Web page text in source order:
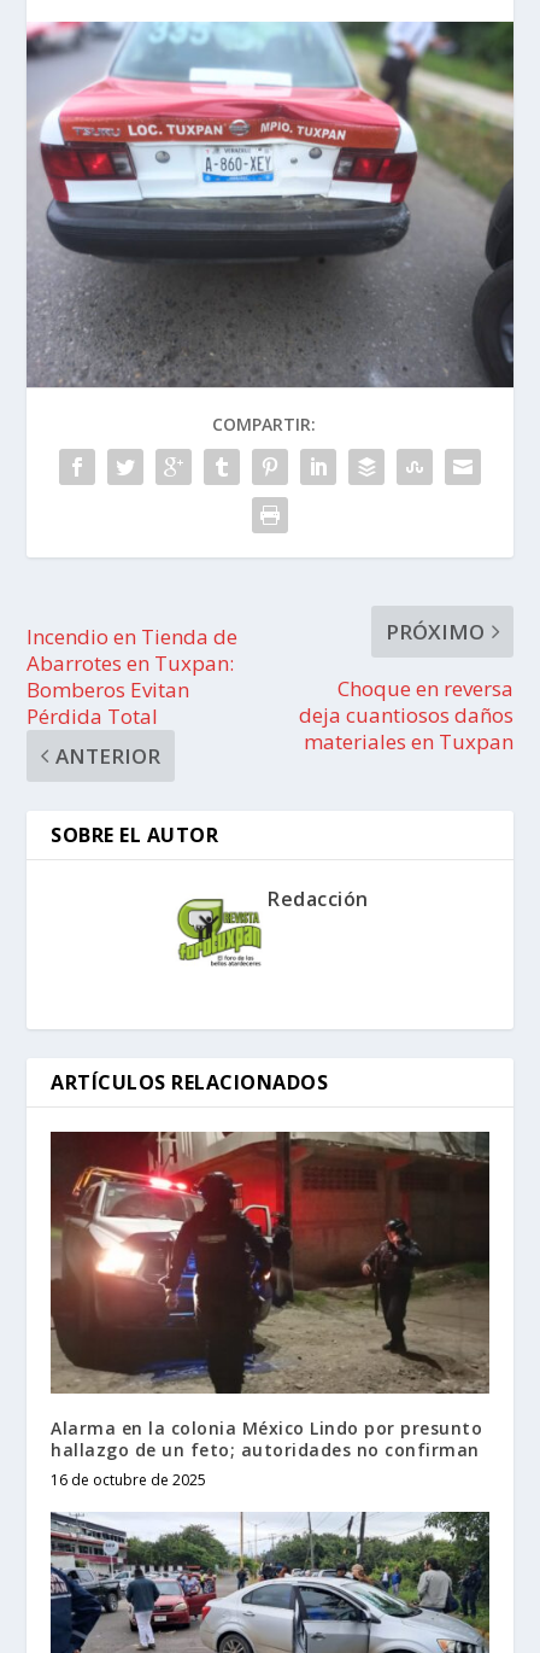
COMPARTIR:
Incendio en Tienda de
Abarrotes en Tuxpan:
Bomberos Evitan
Pérdida Total
ANTERIOR
PRÓXIMO
Choque en reversa
deja cuantiosos daños
materiales en Tuxpan
SOBRE EL AUTOR
Redacción
ARTÍCULOS RELACIONADOS
Alarma en la colonia México Lindo por presunto
hallazgo de un feto; autoridades no confirman
16 de octubre de 2025